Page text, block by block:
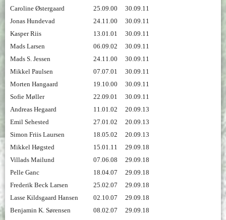
Caroline Østergaard
25.09.00
30.09.11
Jonas Hundevad
24.11.00
30.09.11
Kasper Riis
13.01.01
30.09.11
Mads Larsen
06.09.02
30.09.11
Mads S. Jessen
24.11.00
30.09.11
Mikkel Paulsen
07.07.01
30.09.11
Morten Hangaard
19.10.00
30.09.11
Sofie Møller
22.09.01
30.09.11
Andreas Hegaard
11.01.02
20.09.13
Emil Sehested
27.01.02
20.09.13
Simon Friis Laursen
18.05.02
20.09.13
Mikkel Høgsted
15.01.11
29.09.18
Villads Mailund
07.06.08
29.09.18
Pelle Ganc
18.04.07
29.09.18
Frederik Beck Larsen
25.02.07
29.09.18
Lasse Kildsgaard Hansen
02.10.07
29.09.18
Benjamin K. Sørensen
08.02.07 29.09.18